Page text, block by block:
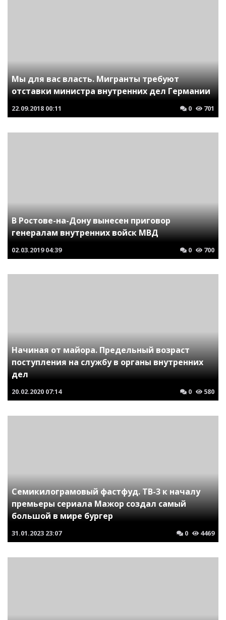
Мы для вас власть. Мигранты требуют
отставки министра внутренних дел Германии
22.09.2018 00:11 0 701
В Ростове-на-Дону вынесен приговор
генералам внутренних войск МВД
02.03.2019 04:39 0 700
Начиная от майора. Предельный возраст
поступления на службу в органы внутренних
дел
20.02.2020 07:14 0 580
Семикилограмовый фастфуд. ТВ-3 к началу
премьеры сериала Мажор создал самый
большой в мире бургер
31.01.2023 23:07 0 4469